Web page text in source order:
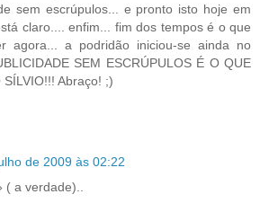
sem escrúpulos... e pronto isto hoje em
claro.... enfim... fim dos tempos é o que
agora... a podridão iniciou-se ainda no
SEM ESCRÚPULOS É O QUE
Abraço! ;)
de 2009 às 02:22
a verdade)..